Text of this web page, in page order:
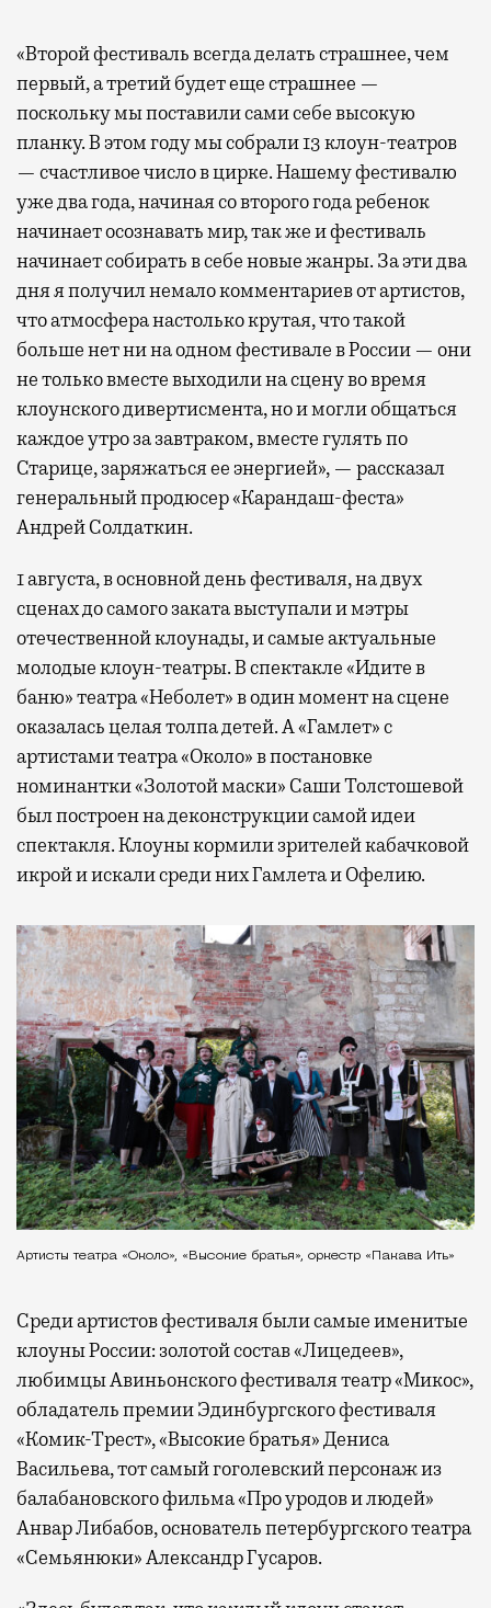
«Второй фестиваль всегда делать страшнее, чем
первый, а третий будет еще страшнее —
поскольку мы поставили сами себе высокую
планку. В этом году мы собрали 13 клоун-театров
— счастливое число в цирке. Нашему фестивалю
уже два года, начиная со второго года ребенок
начинает осознавать мир, так же и фестиваль
начинает собирать в себе новые жанры. За эти два
дня я получил немало комментариев от артистов,
что атмосфера настолько крутая, что такой
больше нет ни на одном фестивале в России — они
не только вместе выходили на сцену во время
клоунского дивертисмента, но и могли общаться
каждое утро за завтраком, вместе гулять по
Старице, заряжаться ее энергией», — рассказал
генеральный продюсер «Карандаш-феста»
Андрей Солдаткин.
1 августа, в основной день фестиваля, на двух
сценах до самого заката выступали и мэтры
отечественной клоунады, и самые актуальные
молодые клоун-театры. В спектакле «Идите в
баню» театра «Неболет» в один момент на сцене
оказалась целая толпа детей. А «Гамлет» с
артистами театра «Около» в постановке
номинантки «Золотой маски» Саши Толстошевой
был построен на деконструкции самой идеи
спектакля. Клоуны кормили зрителей кабачковой
икрой и искали среди них Гамлета и Офелию.
Артисты театра «Около», «Высокие братья», оркестр «Пакава Ить»
Среди артистов фестиваля были самые именитые
клоуны России: золотой состав «Лицедеев»,
любимцы Авиньонского фестиваля театр «Микос»,
обладатель премии Эдинбургского фестиваля
«Комик-Трест», «Высокие братья» Дениса
Васильева, тот самый гоголевский персонаж из
балабановского фильма «Про уродов и людей»
Анвар Либабов, основатель петербургского театра
«Семьянюки» Александр Гусаров.